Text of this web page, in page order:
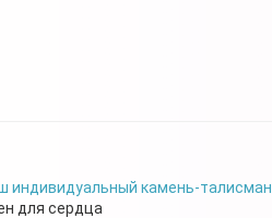
индивидуальный камень-талисман.
для сердца